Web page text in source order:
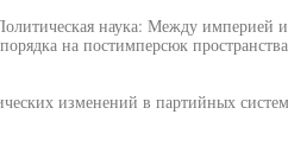
наука: Между империей и
на постимперсюк
изменений в партийных